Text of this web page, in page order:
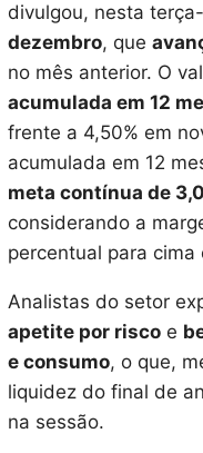
divulgou, nesta
dezembro, que
no mês anterior. O
acumulada em 12
frente a 4,50% em
acumulada em 12
meta contínua de
considerando a
percentual para cima
Analistas do setor
apetite por riscoe
e consumo, o que,
liquidez do final de
na sessão.